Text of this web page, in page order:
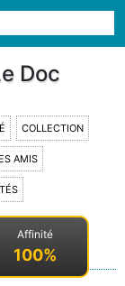
Doc
COLLECTION
AMIS
Affinité
100%